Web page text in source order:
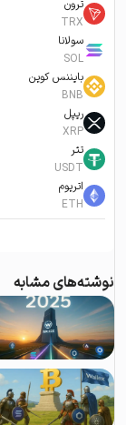
ترون
TRX
سولانا
SOL
بایننس کوین
BNB
ریپل
XRP
تتر
USDT
اتریوم
ETH
نوشته‌های مشابه